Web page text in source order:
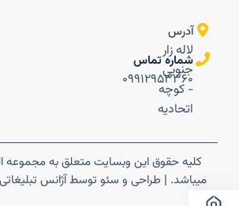
آدرس
لاله زار
جنوبی
- کوچه
اتحادیه
شماره تماس
۰۹۹۱۲۹۵۳۳۶۰
کلیه حقوق این وبسایت متعلق به مجموعه
میباشد. | طراحی و سئو توسط آژانس تبلیغاتی